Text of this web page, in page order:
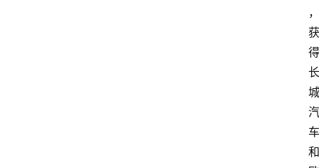
，
获
得
长
城
汽
车
和